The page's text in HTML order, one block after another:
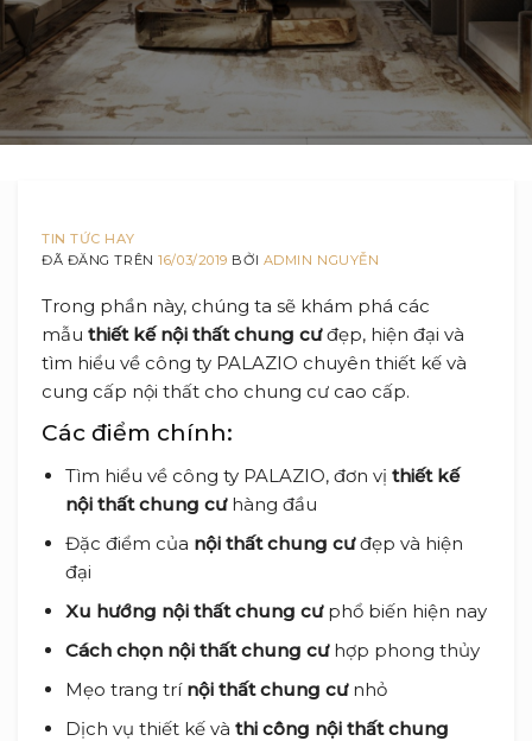
TIN TỨC HAY
ĐÃ ĐĂNG TRÊN16/03/2019 BỞI ADMIN NGUYỄN
Trong phần này, chúng ta sẽ khám phá các
mẫu thiết kế nội thất chung cưđẹp, hiện đại và
tìm hiểu về công ty PALAZIO chuyên thiết kế và
cung cấp nội thất cho chung cư cao cấp.
Các điểm chính:
Tìm hiểu về công ty PALAZIO, đơn vị thiết kế
nội thất chung cưhàng đầu
Đặc điểm của nội thất chung cưđẹp và hiện
đại
Xu hướng nội thất chung cưphổ biến hiện nay
Cách chọn nội thất chung cưhợp phong thủy
Mẹo trang trí nội thất chung cưnhỏ
Dịch vụ thiết kế và thi công nội thất chung